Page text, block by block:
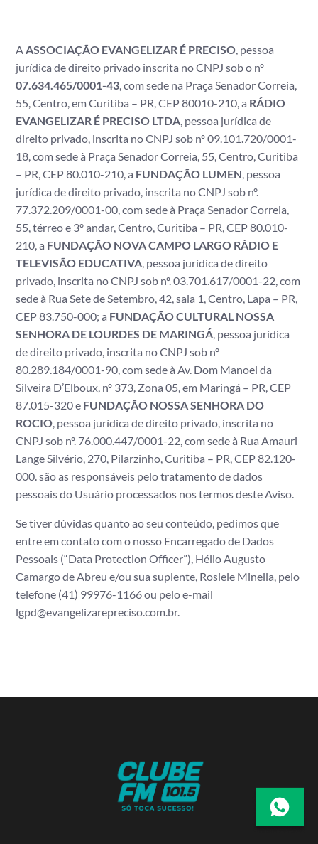
AASSOCIAÇÃO EVANGELIZAR É PRECISO, pessoa
jurídica de direito privado inscrita no CNPJ sob o nº
07.634.465/0001-43, com sede na Praça Senador Correia,
55, Centro, em Curitiba – PR, CEP 80010-210, a RÁDIO
EVANGELIZAR É PRECISO LTDA, pessoa jurídica de
direito privado, inscrita no CNPJ sob nº 09.101.720/0001-
18, com sede à Praça Senador Correia, 55, Centro, Curitiba
– PR, CEP 80.010-210, a FUNDAÇÃO LUMEN, pessoa
jurídica de direito privado, inscrita no CNPJ sob nº.
77.372.209/0001-00, com sede à Praça Senador Correia,
55, térreo e 3º andar, Centro, Curitiba – PR, CEP 80.010-
210, a FUNDAÇÃO NOVA CAMPO LARGO RÁDIO E
TELEVISÃO EDUCATIVA, pessoa jurídica de direito
privado, inscrita no CNPJ sob nº. 03.701.617/0001-22, com
sede à Rua Sete de Setembro, 42, sala 1, Centro, Lapa – PR,
CEP 83.750-000; a FUNDAÇÃO CULTURAL NOSSA
SENHORA DE LOURDES DE MARINGÁ, pessoa jurídica
de direito privado, inscrita no CNPJ sob nº
80.289.184/0001-90, com sede à Av. Dom Manoel da
Silveira D’Elboux, nº 373, Zona 05, em Maringá – PR, CEP
87.015-320 e FUNDAÇÃO NOSSA SENHORA DO
ROCIO, pessoa jurídica de direito privado, inscrita no
CNPJ sob nº. 76.000.447/0001-22, com sede à Rua Amauri
Lange Silvério, 270, Pilarzinho, Curitiba – PR, CEP 82.120-
000. são as responsáveis pelo tratamento de dados
pessoais do Usuário processados nos termos deste Aviso.
Se tiver dúvidas quanto ao seu conteúdo, pedimos que
entre em contato com o nosso Encarregado de Dados
Pessoais (“Data Protection Officer”), Hélio Augusto
Camargo de Abreu e/ou sua suplente, Rosiele Minella, pelo
telefone (41) 99976-1166ou pelo e-mail
lgpd@evangelizarepreciso.com.br.